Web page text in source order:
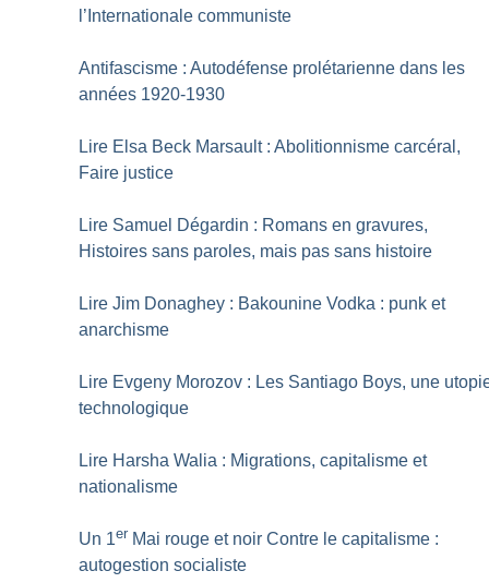
l’Internationale communiste
Antifascisme : Autodéfense prolétarienne dans les
années 1920-1930
Lire Elsa Beck Marsault : Abolitionnisme carcéral,
Faire justice
Lire Samuel Dégardin : Romans en gravures,
Histoires sans paroles, mais pas sans histoire
Lire Jim Donaghey : Bakounine Vodka : punk et
anarchisme
Lire Evgeny Morozov : Les Santiago Boys, une
technologique
Lire Harsha Walia : Migrations, capitalisme et
nationalisme
Un 1er Mai rouge et noir Contre le capitalisme :
autogestion socialiste